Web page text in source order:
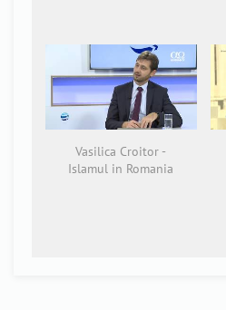
Vasilica Croitor -
Islamul in Romania